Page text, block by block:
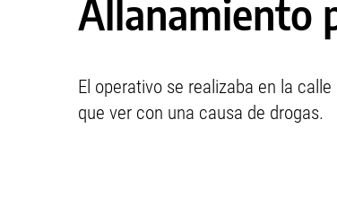
Allanamiento
El operativo se realizaba en la
que ver con una causa de drogas.